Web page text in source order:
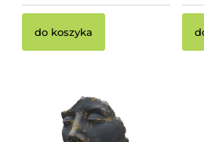
do koszyka